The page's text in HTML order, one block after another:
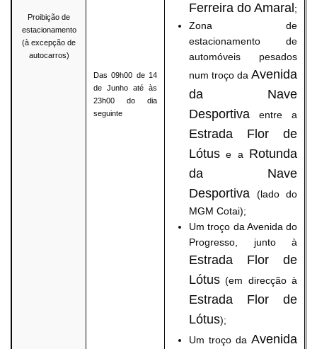
Proibição de
estacionamento
(à excepção de
autocarros)
Das 09h00 de 14
de Junho até às
23h00 do dia
seguinte
Ferreira do Amaral ;
Zona de
estacionamento de
automóveis pesados
num troço daAvenida
da Nave
Desportiva entre a
Estrada Flor de
Lótus e a Rotunda
da Nave
Desportiva (lado do
MGM Cotai);
Um troço da Avenida do
Progresso, junto à
Estrada Flor de
Lótus (em direcção à
Estrada Flor de
Lótus);
Um troço daAvenida